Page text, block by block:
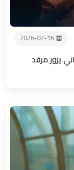
2026-07-16
يزور مرقد